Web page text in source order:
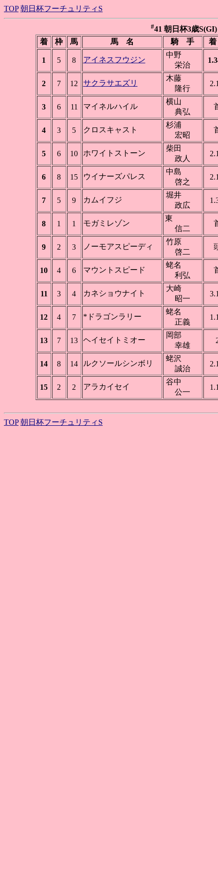
TOP 朝日杯フーチュリティS
#41 朝日杯3歳
着
枠 馬 馬 名 騎 手 着
1 5 8 アイネスフウジン
中野
栄治
2 7 12 サクラサエズリ
木藤
隆行
3 6 11 マイネルハイル
横山
典弘
4 3 5 クロスキャスト
杉浦
宏昭
5 6 10 ホワイトストーン
柴田
政人
6 8 15 ウイナーズパレス
中島
啓之
7 5 9 カムイフジ
堀井
政広
8 1 1 モガミレゾン
東
信二
9 2 3 ノーモアスピーディ
竹原
啓二
10 4 6 マウントスピード
蛯名
利弘
11 3 4 カネショウナイト
大崎
昭一
12 4 7 *ドラゴンラリー
蛯名
正義
13 7 13 ヘイセイトミオー
岡部
幸雄
14 8 14 ルクソールシンボリ
蛯沢
誠治
15 2 2 アラカイセイ
谷中
公一
TOP 朝日杯フーチュリティS